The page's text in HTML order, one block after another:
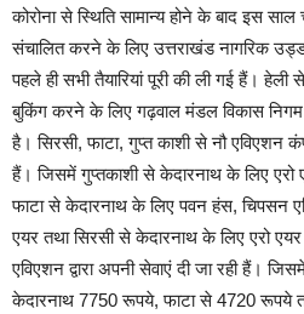
कोरोना से स्थिति सामान्य होने के बाद इस साल
संचालित करने के लिए उत्तराखंड नागरिक
पहले ही सभी तैयारियां पूरी की ली गई हैं।
बुकिंग करने के लिए गढ़वाल मंडल विकास निगम
है। सिरसी, फाटा, गुप्त काशी से नौ एविएशन
हैं। जिसमें गुप्तकाशी से केदारनाथ के लिए
फाटा से केदारनाथ के लिए पवन हंस, चिपसन
एयर तथा सिरसी से केदारनाथ के लिए एरो
एविएशन द्वारा अपनी सेवाएं दी जा रही हैं।
केदारनाथ 7750 रूपये, फाटा से 4720 रूपये